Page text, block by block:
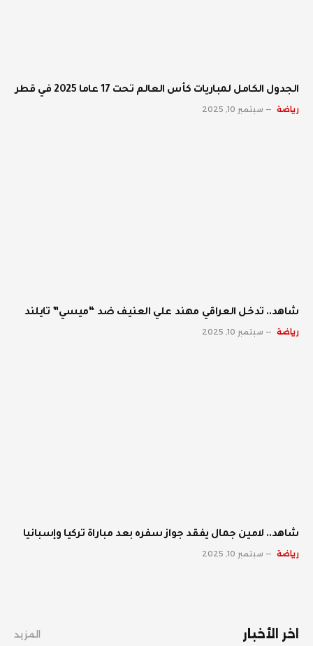
الجدول الكامل لمباريات كأس العالم تحت 17 عاما 2025 في قطر
رياضة سبتمبر 10, 2025
شاهد.. تدخل العراقي مهند علي العنيف ضد “ميسي” تايلند
رياضة سبتمبر 10, 2025
شاهد.. لامين جمال يفقد جواز سفره بعد مباراة تركيا وإسبانيا
رياضة سبتمبر 10, 2025
اخر الأخبار المزيد